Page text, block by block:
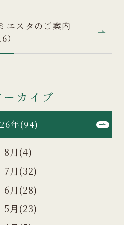
エスタのご案内
）
ーカイブ
年(94)
8月(4)
7月(32)
6月(28)
5月(23)